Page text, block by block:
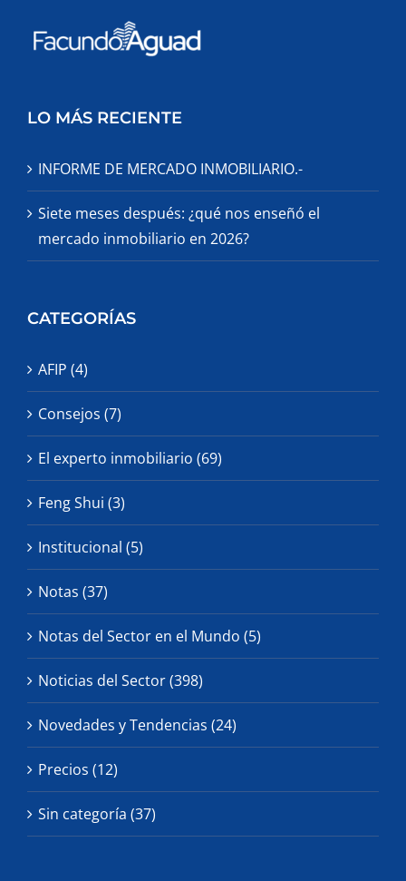
LO MÁS RECIENTE
INFORME DE MERCADO INMOBILIARIO.-
Siete meses después: ¿qué nos enseñó el
mercado inmobiliario en 2026?
CATEGORÍAS
AFIP (4)
Consejos (7)
El experto inmobiliario (69)
Feng Shui (3)
Institucional (5)
Notas (37)
Notas del Sector en el Mundo (5)
Noticias del Sector (398)
Novedades y Tendencias (24)
Precios (12)
Sin categoría (37)